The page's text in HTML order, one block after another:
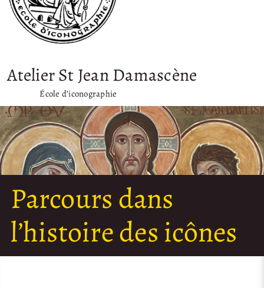
Atelier St Jean Damascène
École d’iconographie
Parcours dans
l’histoire des icônes